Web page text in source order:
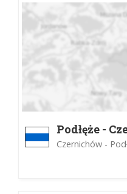
Podłęże -
Czernichów -